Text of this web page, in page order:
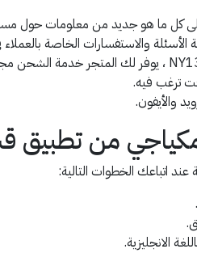
كل ما هو جديد من معلومات حول
والاستفسارات الخاصة
ترغب فيه.
والأيفون.
من تطبيق
اتباعك الخطوات التالية: